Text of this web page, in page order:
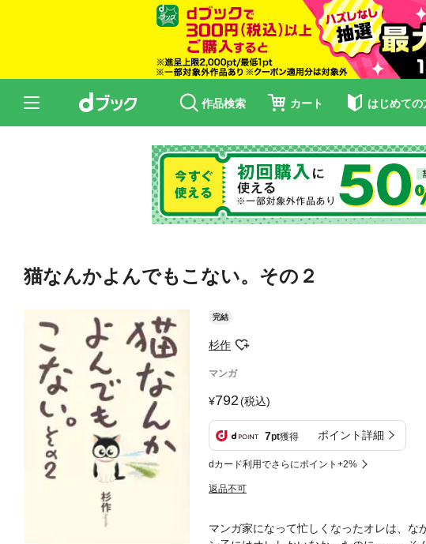
作品検索 カート はじめての
猫なんかよんでもこない。その２
完結
杉作
マンガ
792(税込)
7pt獲得 ポイント詳細
dカード利用でさらにポイント+2%
返品不可
マンガ家になって忙しくなったオレは、